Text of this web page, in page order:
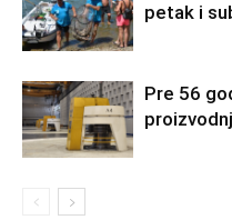
petak i
Pre 56